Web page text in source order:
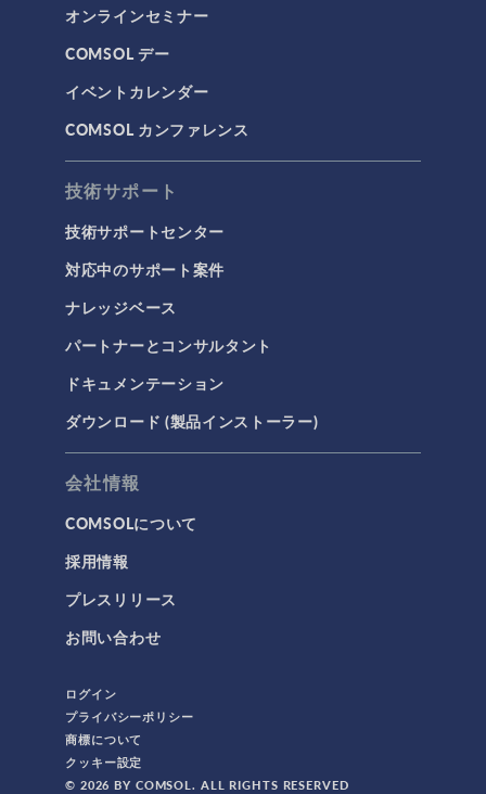
低周波電磁気学
光線光学
半導体デバイス
波動光学
荷電粒子追跡
タグ
3Dプリンティング
AC/DC モジュール
AC/DCモジュール
CAD インポートモジュール
CFDモジュール
IoT
MEMS モジュール
MEMSモジュール
RF モジュール
カンファレンス
コンファレンス
シリコンフォトニクス
オンラインセミナー
COMSOL デー
イベントカレンダー
COMSOL カンファレンス
技術サポート
技術サポートセンター
対応中のサポート案件
ナレッジベース
パートナーとコンサルタント
ドキュメンテーション
ダウンロード (製品インストーラー)
会社情報
COMSOLについて
採用情報
プレスリリース
お問い合わせ
ログイン
プライバシーポリシー
商標について
クッキー設定
© 2026 BY COMSOL. ALL RIGHTS RESERVED